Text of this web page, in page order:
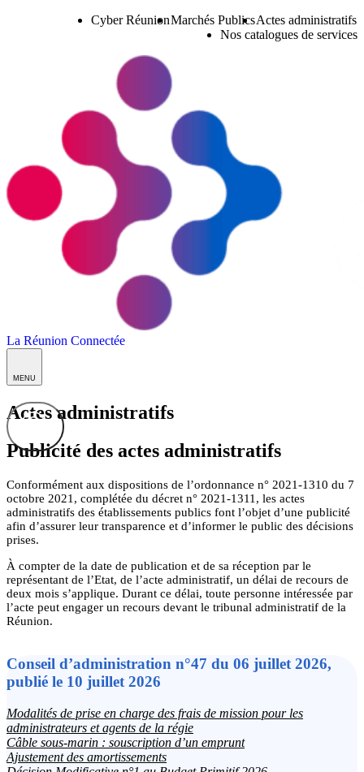
Cyber RéunionMarchés PublicsActes administratifs
Nos catalogues de services
La Réunion Connectée
MENU
Actes administratifs
Publicité des actes administratifs
Conformément aux dispositions de l’ordonnance n° 2021-1310 du 7
octobre 2021, complétée du décret n° 2021-1311, les actes
administratifs des établissements publics font l’objet d’une publicité
afin d’assurer leur transparence et d’informer le public des décisions
prises.
À compter de la date de publication et de sa réception par le
représentant de l’Etat, de l’acte administratif, un délai de recours de
deux mois s’applique. Durant ce délai, toute personne intéressée par
l’acte peut engager un recours devant le tribunal administratif de la
Réunion.
Conseil d’administration n°47 du 06 juillet 2026,
publié le 10 juillet 2026
Modalités de prise en charge des frais de mission pour les
administrateurs et agents de la régie
Câble sous-marin : souscription d’un emprunt
Ajustement des amortissements